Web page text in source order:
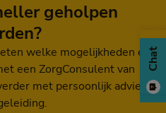
geholpen
welke mogelijkheden er
een ZorgConsulent van
met persoonlijk advies
Chat